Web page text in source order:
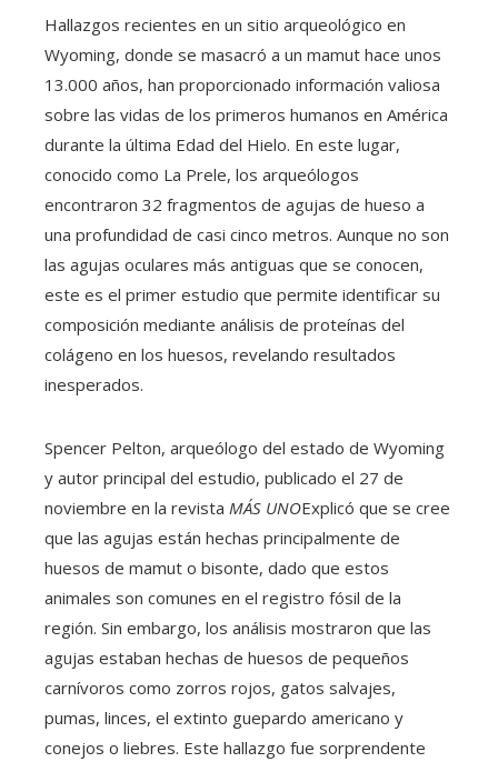
Hallazgos recientes en un sitio arqueológico en
Wyoming, donde se masacró a un mamut hace unos
13.000 años, han proporcionado información valiosa
sobre las vidas de los primeros humanos en América
durante la última Edad del Hielo. En este lugar,
conocido como La Prele, los arqueólogos
encontraron 32 fragmentos de agujas de hueso a
una profundidad de casi cinco metros. Aunque no son
las agujas oculares más antiguas que se conocen,
este es el primer estudio que permite identificar su
composición mediante análisis de proteínas del
colágeno en los huesos, revelando resultados
inesperados.
Spencer Pelton, arqueólogo del estado de Wyoming
y autor principal del estudio, publicado el 27 de
noviembre en la revista MÁS UNOExplicó que se cree
que las agujas están hechas principalmente de
huesos de mamut o bisonte, dado que estos
animales son comunes en el registro fósil de la
región. Sin embargo, los análisis mostraron que las
agujas estaban hechas de huesos de pequeños
carnívoros como zorros rojos, gatos salvajes,
pumas, linces, el extinto guepardo americano y
conejos o liebres. Este hallazgo fue sorprendente